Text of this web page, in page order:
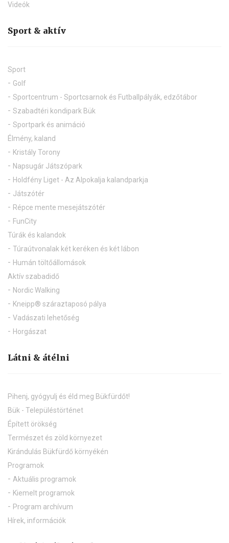
Videók
Sport & aktív
Sport
Golf
Sportcentrum - Sportcsarnok és Futballpályák, edzőtábor
Szabadtéri kondipark Bük
Sportpark és animáció
Élmény, kaland
Kristály Torony
Napsugár Játszópark
Holdfény Liget - Az Alpokalja kalandparkja
Játszótér
Répce mente mesejátszótér
FunCity
Túrák és kalandok
Túraútvonalak két keréken és két lábon
Humán töltőállomások
Aktív szabadidő
Nordic Walking
Kneipp® száraztaposó pálya
Vadászati lehetőség
Horgászat
Látni & átélni
Pihenj, gyógyulj és éld meg Bükfürdőt!
Bük - Településtörténet
Épített örökség
Természet és zöld környezet
Kirándulás Bükfürdő környékén
Programok
Aktuális programok
Kiemelt programok
Program archívum
Hírek, információk